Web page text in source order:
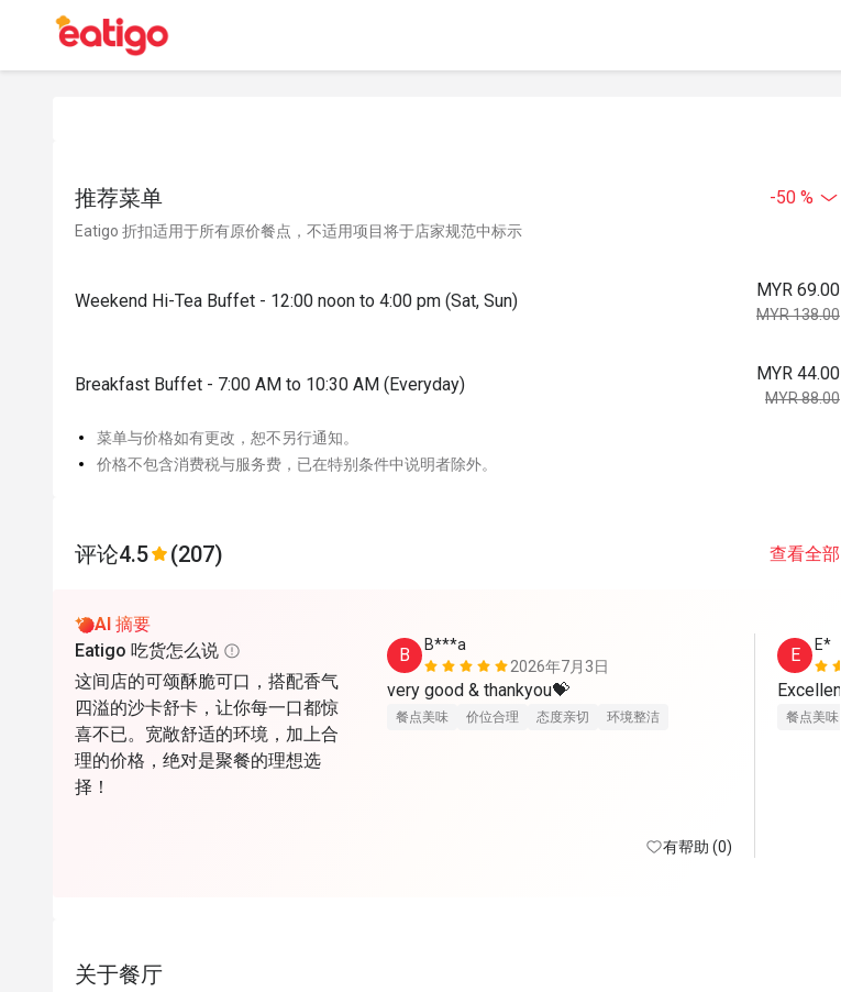
推荐菜单 -50 %
Eatigo 折扣适用于所有原价餐点，不适用项目将于店家规范中标示
Weekend Hi-Tea Buffet - 12:00 noon to 4:00 pm (Sat, Sun)
MYR 69.00
MYR 138.00
Breakfast Buffet - 7:00 AM to 10:30 AM (Everyday)
MYR 44.00
MYR 88.00
菜单与价格如有更改，恕不另行通知。
价格不包含消费税与服务费，已在特别条件中说明者除外。
评论4.5 (207) 查看全部
AI 摘要
Eatigo 吃货怎么说
这间店的可颂酥脆可口，搭配香气
四溢的沙卡舒卡，让你每一口都惊
喜不已。宽敞舒适的环境，加上合
理的价格，绝对是聚餐的理想选
择！
B
B***a
2026年7月3日
very good & thankyou💝
餐点美味 价位合理 态度亲切 环境整洁
有帮助 (0)
E
E*
餐点美味
关于餐厅